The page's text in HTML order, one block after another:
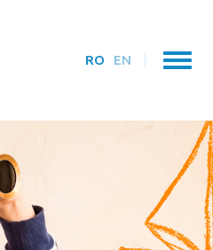
RO EN